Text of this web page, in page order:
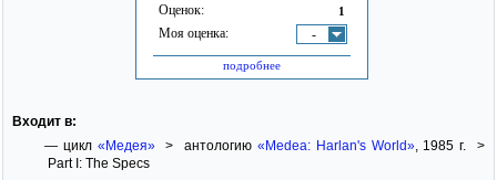
Оценок: 1
Моя оценка: -
подробнее
Входит в:
— цикл «Медея»> антологию «Medea: Harlan's World», 1985 г. >
Part I: The Specs